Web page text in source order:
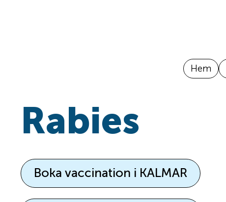
Hem
Rabies
Boka vaccination i KALMAR